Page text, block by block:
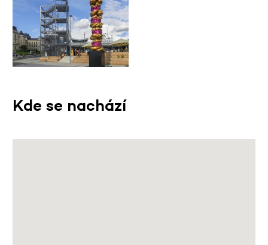
Kde se nachází